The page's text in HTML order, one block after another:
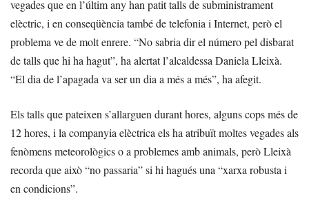
vegades que en l’últim any han patit talls de subministrament
elèctric, i en conseqüència també de telefonia i Internet, però el
problema ve de molt enrere. “No sabria dir el número pel disbarat
de talls que hi ha hagut”, ha alertat l’alcaldessa Daniela Lleixà.
“El dia de l’apagada va ser un dia a més a més”, ha afegit.
Els talls que pateixen s’allarguen durant hores, alguns cops més de
12 hores, i la companyia elèctrica els ha atribuït moltes vegades als
fenòmens meteorològics o a problemes amb animals, però Lleixà
recorda que això “no passaria” si hi hagués una “xarxa robusta i
en condicions”.